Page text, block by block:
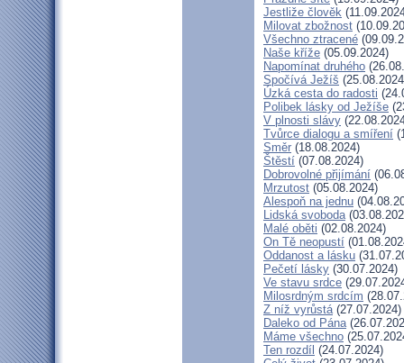
Jestliže člověk
Milovat zbožnost
Všechno ztracené
Naše kříže (05.09.2024)
Napomínat druhého
Spočívá Ježíš
Úzká cesta do radosti
Polibek lásky od Ježíše
V plnosti slávy
Tvůrce dialogu a smíření
Směr (18.08.2024)
Štěstí (07.08.2024)
Dobrovolné přijímání
Mrzutost (05.08.2024)
Alespoň na jednu
Lidská svoboda
Malé oběti (02.08.2024)
On Tě neopustí
Oddanost a lásku
Pečetí lásky (30.07.2024)
Ve stavu srdce
Milosrdným srdcím
Z níž vyrůstá(27.07.2024)
Daleko od Pána
Máme všechno
Ten rozdíl (24.07.2024)